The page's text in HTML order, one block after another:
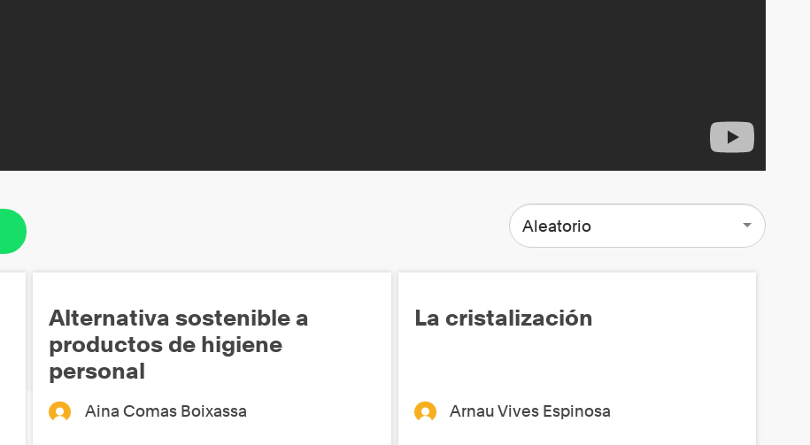
Aleatorio
Alternativa sostenible a
productos de higiene
personal
Aina Comas Boixassa
La cristalización
Arnau Vives Espinosa